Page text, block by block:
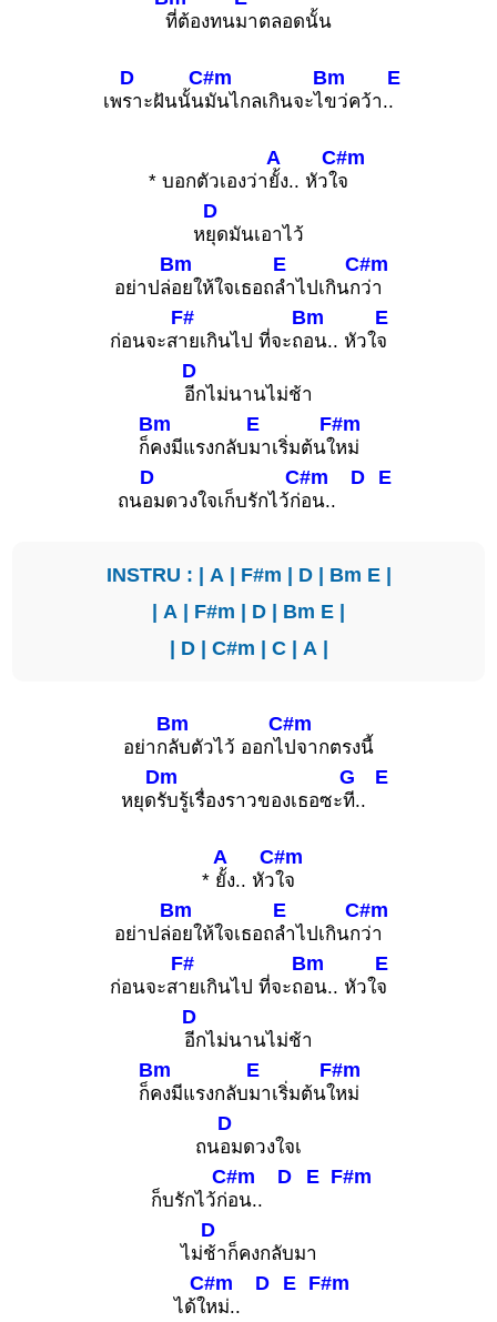
ที่ต้องทนมาตลอดนั้น
เพ
D
ราะฝันนั้น
C#m
มันไกลเกินจะไ
Bm
ขว่คว้า.
E
.
* บอกตัวเองว่า
A
ยั้ง.. หัวใ
C#m
จ
ห
D
ยุดมันเอาไว้
อย่าปล่
Bm
อยให้ใจเธอถ
E
ลำไปเกินก
C#m
ว่า
ก่อนจะส
F#
ายเกินไป ที่จะถ
Bm
อน.. หัวใ
E
จ
D
อีกไม่นานไม่ช้า
ก็
Bm
คงมีแรงกลับ
E
มาเริ่มต้นใ
F#m
หม่
ถน
D
อมดวงใจเก็บรักไว้ก่
C#m
อน..
D E
INSTRU : | A| F#m | D| Bm E|
| A | F#m | D | Bm E |
| D| C#m | C| A|
อย่าก
Bm
ลับตัวไว้ ออกไ
C#m
ปจากตรงนี้
หยุด
Dm
รับรู้เรื่องราวของเธอซะ
G
ที..
E
*
A
ยั้ง.. หัว
C#m
ใจ
อย่าปล่
Bm
อยให้ใจเธอถ
E
ลำไปเกินก
C#m
ว่า
ก่อนจะส
F#
ายเกินไป ที่จะถ
Bm
อน.. หัวใ
E
จ
D
อีกไม่นานไม่ช้า
ก็
Bm
คงมีแรงกลับ
E
มาเริ่มต้นใ
F#m
หม่
ถน
D
อมดวงใจเ
ก็บรักไว้ก่
C#m
อน..
D E F#m
ไม่
D
ช้าก็คงกลับมา
ได้ใ
C#m
หม่..
D E F#m